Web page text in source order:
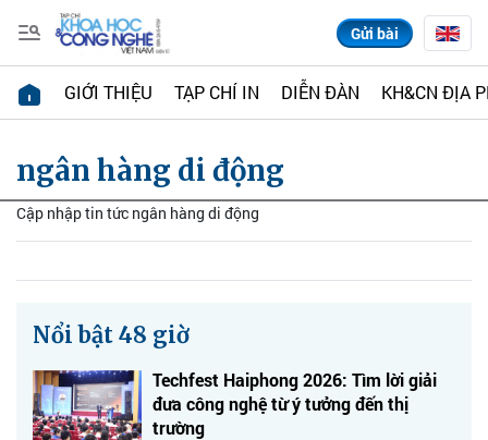
Gửi bài
GIỚI THIỆU TẠP CHÍ IN DIỄN ĐÀN KH&CN ĐỊA
ngân hàng di động
Cập nhập tin tức ngân hàng di động
Nổi bật 48 giờ
Techfest Haiphong 2026: Tìm lời giải
đưa công nghệ từ ý tưởng đến thị
trường